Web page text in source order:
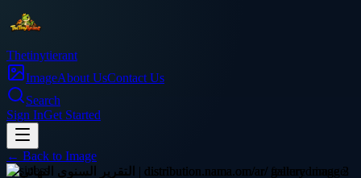
Thetinytierant
ImageAbout UsContact Us
Search
Sign InGet Started
← Back to Image
business